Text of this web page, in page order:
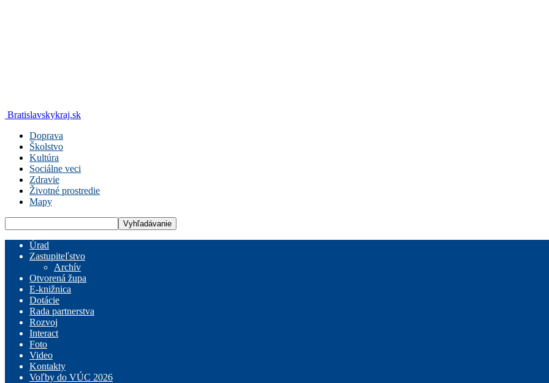
Bratislavskykraj.sk
Doprava
Školstvo
Kultúra
Sociálne veci
Zdravie
Životné prostredie
Mapy
Úrad
Zastupiteľstvo
Archív
Otvorená župa
E-knižnica
Dotácie
Rada partnerstva
Rozvoj
Interact
Foto
Video
Kontakty
Voľby do VÚC 2026